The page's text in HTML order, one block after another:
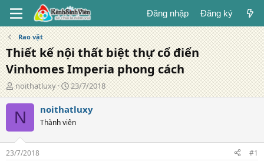
Đăng nhập Đăng ký
Rao vặt
Thiết kế nội thất biệt thự cổ điển
Vinhomes Imperia phong cách
T
á
c
g
ả
noithatluxy
N
g
à
y
đ
g
23/7/2018
N noithatluxy
Thành viên
23/7/2018 #1